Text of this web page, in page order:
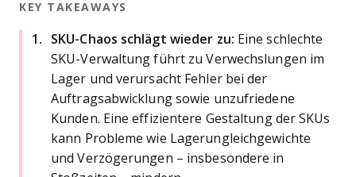
KEY TAKEAWAYS
SKU-Chaos schlägt wieder zu: Eine schlechte
SKU-Verwaltung führt zu Verwechslungen im
Lager und verursacht Fehler bei der
Auftragsabwicklung sowie unzufriedene
Kunden. Eine effizientere Gestaltung der SKUs
kann Probleme wie Lagerungleichgewichte
und Verzögerungen – insbesondere in